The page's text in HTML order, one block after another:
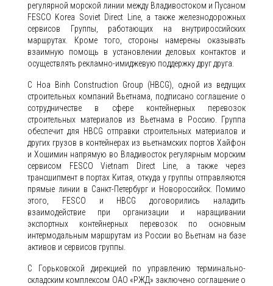
регулярной морской линии между Владивостоком и Пусаном
FESCO Korea Soviet Direct Line, а также железнодорожных
сервисов Группы, работающих на внутрироссийских
маршрутах. Кроме того, стороны намерены оказывать
взаимную помощь в установлении деловых контактов и
осуществлять рекламно-имиджевую поддержку друг друга.
С Hoa Binh Construction Group (HBCG), одной из ведущих
строительных компаний Вьетнама, подписано соглашение о
сотрудничестве в сфере контейнерных перевозок
строительных материалов из Вьетнама в Россию. Группа
обеспечит для HBCG отправки строительных материалов и
других грузов в контейнерах из вьетнамских портов Хайфон
и Хошимин напрямую во Владивосток регулярным морским
сервисом FESCO Vietnam Direct Line, а также через
трансшипмент в портах Китая, откуда у группы отправляются
прямые линии в Санкт-Петербург и Новороссийск. Помимо
этого, FESCO и HBCG договорились наладить
взаимодействие при организации и наращивании
экспортных контейнерных перевозок по основным
интермодальным маршрутам из России во Вьетнам на базе
активов и сервисов группы.
С Горьковской дирекцией по управлению терминально-
складским комплексом ОАО «РЖД» заключено соглашение о